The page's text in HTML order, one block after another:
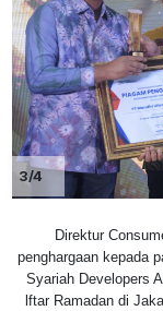
3/4
Direktur
penghargaan kepada
Syariah Developers
lftar Ramadan di